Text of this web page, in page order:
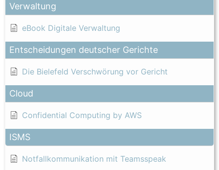
Verwaltung
eBook Digitale Verwaltung
Entscheidungen deutscher Gerichte
Die Bielefeld Verschwörung vor Gericht
Cloud
Confidential Computing by AWS
ISMS
Notfallkommunikation mit Teamsspeak